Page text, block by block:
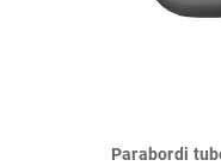
Parabordi